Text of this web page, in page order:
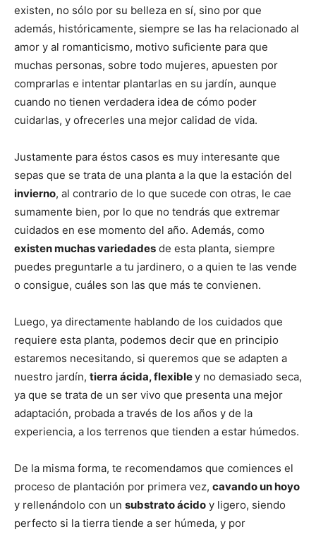
existen, no sólo por su belleza en sí, sino por que
además, históricamente, siempre se las ha relacionado al
amor y al romanticismo, motivo suficiente para que
muchas personas, sobre todo mujeres, apuesten por
comprarlas e intentar plantarlas en su jardín, aunque
cuando no tienen verdadera idea de cómo poder
cuidarlas, y ofrecerles una mejor calidad de vida.
Justamente para éstos casos es muy interesante que
sepas que se trata de una planta a la que la estación del
invierno, al contrario de lo que sucede con otras, le cae
sumamente bien, por lo que no tendrás que extremar
cuidados en ese momento del año. Además, como
existen muchas variedades de esta planta, siempre
puedes preguntarle a tu jardinero, o a quien te las vende
o consigue, cuáles son las que más te convienen.
Luego, ya directamente hablando de los cuidados que
requiere esta planta, podemos decir que en principio
estaremos necesitando, si queremos que se adapten a
nuestro jardín, tierra ácida, flexibley no demasiado seca,
ya que se trata de un ser vivo que presenta una mejor
adaptación, probada a través de los años y de la
experiencia, a los terrenos que tienden a estar húmedos.
De la misma forma, te recomendamos que comiences el
proceso de plantación por primera vez, cavando un hoyo
y rellenándolo con un substrato ácido y ligero, siendo
perfecto si la tierra tiende a ser húmeda, y por